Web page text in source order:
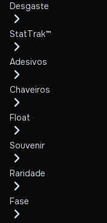
Desgaste
StatTrak™
Adesivos
Chaveiros
Float
Souvenir
Raridade
Fase